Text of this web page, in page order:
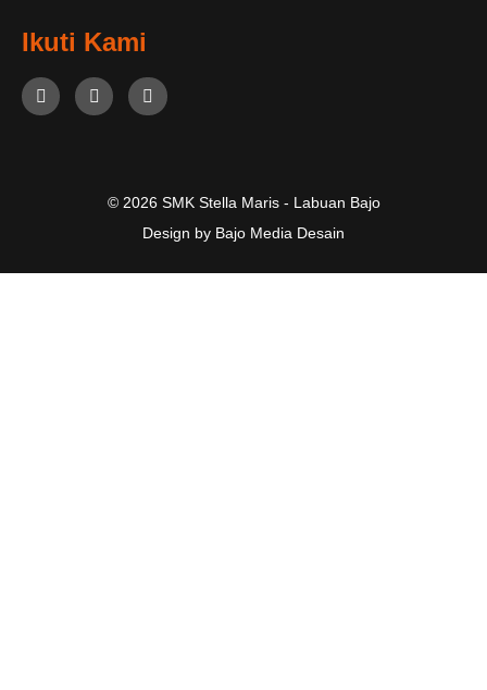
Ikuti Kami
© 2026 SMK Stella Maris - Labuan Bajo
Design by Bajo Media Desain